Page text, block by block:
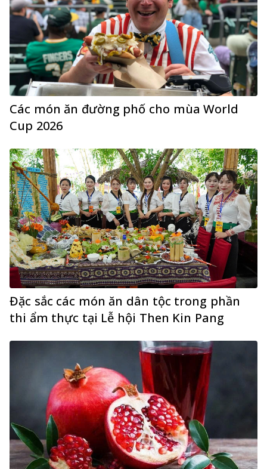
Các món ăn đường phố cho mùa World
Cup 2026
Đặc sắc các món ăn dân tộc trong phần
thi ẩm thực tại Lễ hội Then Kin Pang